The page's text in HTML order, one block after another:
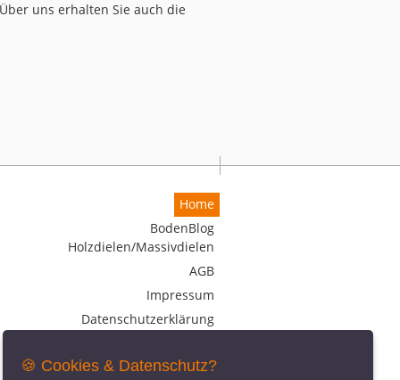
uns erhalten Sie auch die
Home
BodenBlog
Holzdielen/Massivdielen
AGB
Impressum
Datenschutzerklärung
🍪 Cookies & Datenschutz?